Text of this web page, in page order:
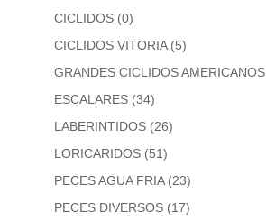
CICLIDOS (0)
CICLIDOS VITORIA (5)
GRANDES CICLIDOS AMERICANOS
ESCALARES (34)
LABERINTIDOS (26)
LORICARIDOS (51)
PECES AGUA FRIA (23)
PECES DIVERSOS (17)